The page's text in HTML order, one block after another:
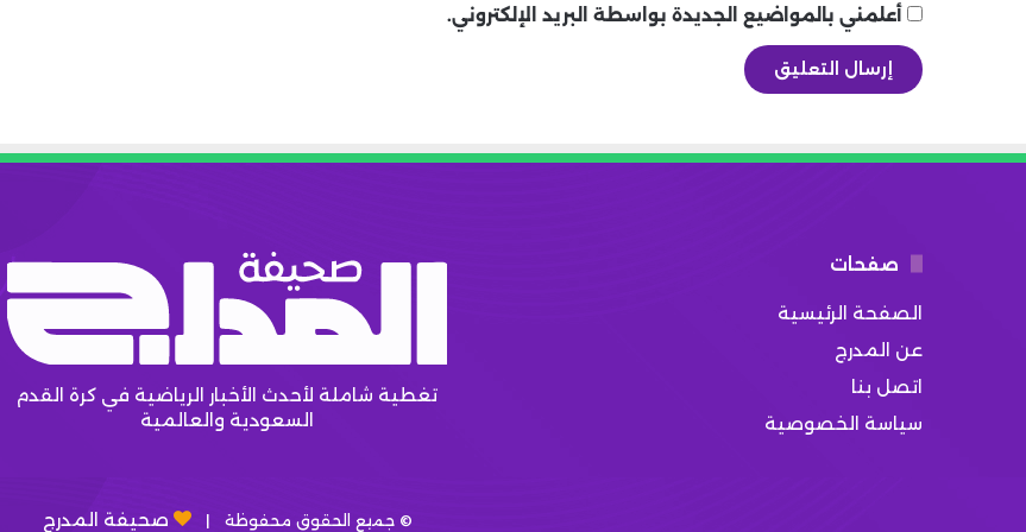
أعلمني بالمواضيع الجديدة بواسطة البريد الإلكتروني.
صفحات
الصفحة الرئيسية
عن المدرج
اتصل بنا
سياسة الخصوصية
تغطية شاملة لأحدث الأخبار الرياضية في كرة القدم
السعودية والعالمية
© جميع الحقوق محفوظة | صحيفة المدرج